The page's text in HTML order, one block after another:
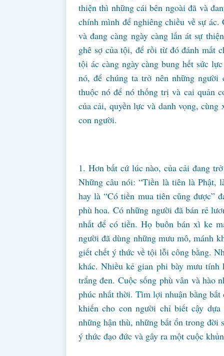
thiện thì những cái bên ngoài đã và
chính mình để nghiêng chiều về sự
và đang càng ngày càng lấn át sự
ghê sợ của tội, để rồi từ đó đánh mất
tội ác càng ngày càng bung hết sức
nó, để chúng ta trở nên những
thuộc nó để nó thống trị và cai quản
của cải, quyền lực và danh vọng,
con người.
1. Hơn bất cứ lúc nào, của cải đang
Những câu nói: “Tiền là tiên là Phật,
hay là “Có tiền mua tiên cũng được”
phù hoa. Có những người đã bán rẻ
nhất để có tiền. Họ buôn bán xì ke
người đã dùng những mưu mô, mánh
giết chết ý thức về tội lỗi công bằng.
khác. Nhiều kẻ gian phi bày mưu
trắng đen. Cuộc sống phù vân và hào
phúc nhất thời. Tìm lợi nhuận bằng
khiến cho con người chỉ biết cậy
những hận thù, những bất ổn trong đời
ý thức đạo đức và gây ra một cuộc